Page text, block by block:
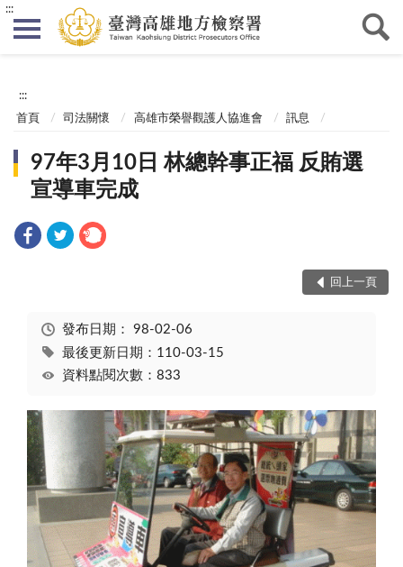
:::
:::
首頁 司法關懷 高雄市榮譽觀護人協進會 訊息
97年3月10日 林總幹事正福 反賄選
宣導車完成
回上一頁
發布日期： 98-02-06
最後更新日期：110-03-15
資料點閱次數：833